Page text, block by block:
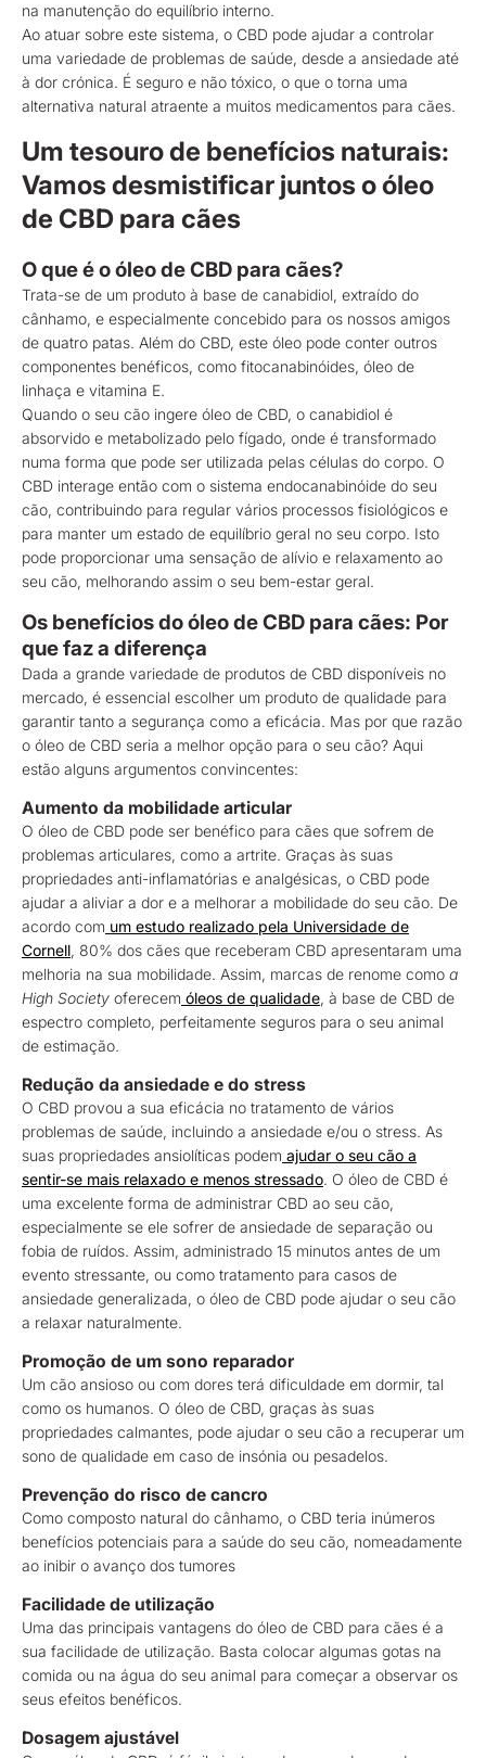
na manutenção do equilíbrio interno.
Ao atuar sobre este sistema, o CBD pode ajudar a controlar
uma variedade de problemas de saúde, desde a ansiedade até
à dor crónica. É seguro e não tóxico, o que o torna uma
alternativa natural atraente a muitos medicamentos para cães.
Um tesouro de benefícios naturais:
Vamos desmistificar juntos o óleo
de CBD para cães
O que é o óleo de CBD para cães?
Trata-se de um produto à base de canabidiol, extraído do
cânhamo, e especialmente concebido para os nossos amigos
de quatro patas. Além do CBD, este óleo pode conter outros
componentes benéficos, como fitocanabinóides, óleo de
linhaça e vitamina E.
Quando o seu cão ingere óleo de CBD, o canabidiol é
absorvido e metabolizado pelo fígado, onde é transformado
numa forma que pode ser utilizada pelas células do corpo. O
CBD interage então com o sistema endocanabinóide do seu
cão, contribuindo para regular vários processos fisiológicos e
para manter um estado de equilíbrio geral no seu corpo. Isto
pode proporcionar uma sensação de alívio e relaxamento ao
seu cão, melhorando assim o seu bem-estar geral.
Os benefícios do óleo de CBD para cães: Por
que faz a diferença
Dada a grande variedade de produtos de CBD disponíveis no
mercado, é essencial escolher um produto de qualidade para
garantir tanto a segurança como a eficácia. Mas por que razão
o óleo de CBD seria a melhor opção para o seu cão? Aqui
estão alguns argumentos convincentes:
Aumento da mobilidade articular
O óleo de CBD pode ser benéfico para cães que sofrem de
problemas articulares, como a artrite. Graças às suas
propriedades anti-inflamatórias e analgésicas, o CBD pode
ajudar a aliviar a dor e a melhorar a mobilidade do seu cão. De
acordo com um estudo realizado pela Universidade de
Cornell, 80% dos cães que receberam CBD apresentaram uma
melhoria na sua mobilidade. Assim, marcas de renome como a
High Society oferecem óleos de qualidade, à base de CBD de
espectro completo, perfeitamente seguros para o seu animal
de estimação.
Redução da ansiedade e do stress
O CBD provou a sua eficácia no tratamento de vários
problemas de saúde, incluindo a ansiedade e/ou o stress. As
suas propriedades ansiolíticas podem ajudar o seu cão a
sentir-se mais relaxado e menos stressado. O óleo de CBD é
uma excelente forma de administrar CBD ao seu cão,
especialmente se ele sofrer de ansiedade de separação ou
fobia de ruídos. Assim, administrado 15 minutos antes de um
evento stressante, ou como tratamento para casos de
ansiedade generalizada, o óleo de CBD pode ajudar o seu cão
a relaxar naturalmente.
Promoção de um sono reparador
Um cão ansioso ou com dores terá dificuldade em dormir, tal
como os humanos. O óleo de CBD, graças às suas
propriedades calmantes, pode ajudar o seu cão a recuperar um
sono de qualidade em caso de insónia ou pesadelos.
Prevenção do risco de cancro
Como composto natural do cânhamo, o CBD teria inúmeros
benefícios potenciais para a saúde do seu cão, nomeadamente
ao inibir o avanço dos tumores
Facilidade de utilização
Uma das principais vantagens do óleo de CBD para cães é a
sua facilidade de utilização. Basta colocar algumas gotas na
comida ou na água do seu animal para começar a observar os
seus efeitos benéficos.
Dosagem ajustável